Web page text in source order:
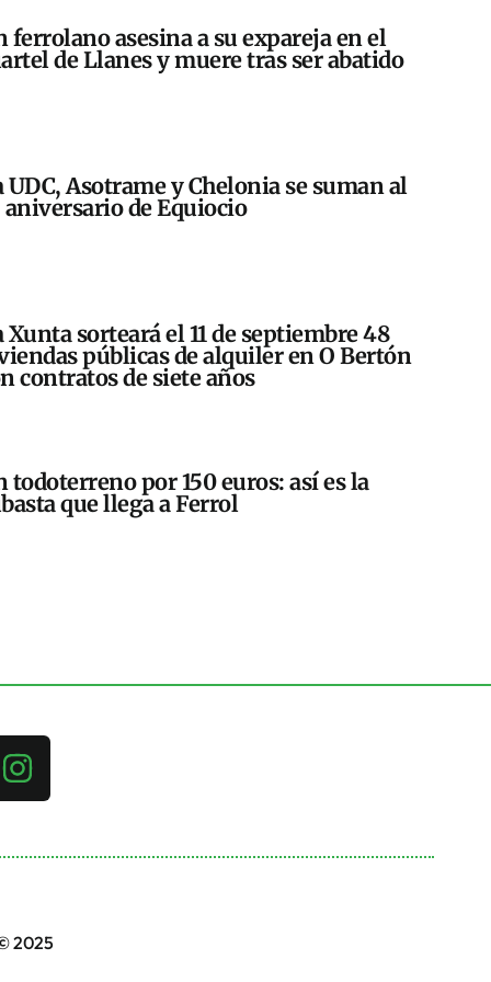
ferrolano asesina a su expareja en el
de Llanes y muere tras ser abatido
UDC, Asotrame y Chelonia se suman al
aniversario de Equiocio
Xunta sorteará el 11 de septiembre 48
públicas de alquiler en O Bertón
contratos de siete años
todoterreno por 150 euros: así es la
que llega a Ferrol
2025